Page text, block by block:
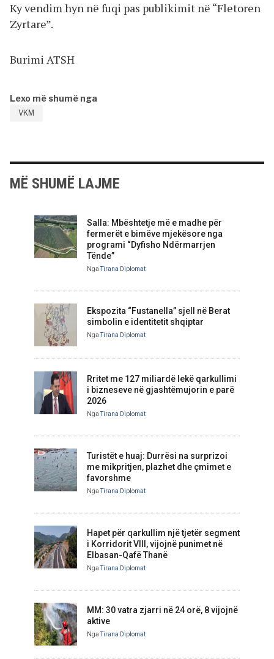
Ky vendim hyn në fuqi pas publikimit në “Fletoren
Zyrtare”.
Burimi ATSH
Lexo më shumë nga
VKM
MË SHUMË LAJME
Salla: Mbështetje më e madhe për
fermerët e bimëve mjekësore nga
programi “Dyfisho Ndërmarrjen
Tënde”
Nga Tirana Diplomat
Ekspozita “Fustanella” sjell në Berat
simbolin e identitetit shqiptar
Nga Tirana Diplomat
Rritet me 127 miliardë lekë qarkullimi
i bizneseve në gjashtëmujorin e parë
2026
Nga Tirana Diplomat
Turistët e huaj: Durrësi na surprizoi
me mikpritjen, plazhet dhe çmimet e
favorshme
Nga Tirana Diplomat
Hapet për qarkullim një tjetër segment
i Korridorit VIII, vijojnë punimet në
Elbasan-Qafë Thanë
Nga Tirana Diplomat
MM: 30 vatra zjarri në 24 orë, 8 vijojnë
aktive
Nga Tirana Diplomat